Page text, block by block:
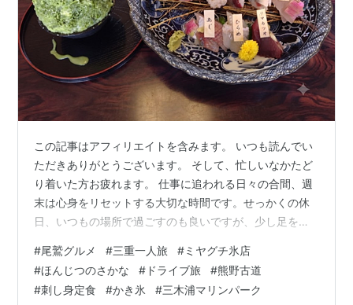
この記事はアフィリエイトを含みます。 いつも読んでい
ただきありがとうございます。 そして、忙しいなかたど
り着いた方お疲れます。 仕事に追われる日々の合間、週
末は心身をリセットする大切な時間です。せっかくの休
日、いつもの場所で過ごすのも良いですが、少し足を伸
んか？ 「一人での遠出は少し不安……」という方もご安
心ください。自分のペースで気ままに走り、美味しい地
元の食材を堪能する時間は、30代・40代の一人暮らしだ
#尾鷲グルメ #三重一人旅 #ミヤグチ氷店
#ほんじつのさかな # ドライブ旅 #熊野古道
#刺し身定食 #かき氷 #三木浦マリンパーク